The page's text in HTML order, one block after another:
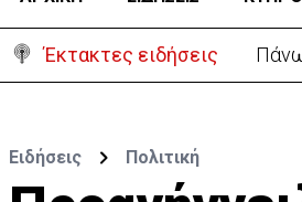
Έκτακτες ειδήσεις
Ειδήσεις Πολιτική